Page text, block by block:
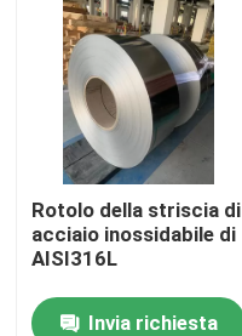
Giro della fabbrica
Controllo di qualità
Contattici
Rotolo della striscia di
acciaio inossidabile di
AISI316L
Invia richiesta